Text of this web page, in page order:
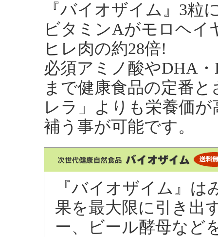
『バイオザイム』3粒
ビタミンAがモロヘイ
ヒレ肉の約28倍!
必須アミノ酸やDHA
まで健康食品の定番
レラ」よりも栄養価
補う事が可能です。
『バイオザイム』
果を最大限に引き出
ー、ビール酵母など